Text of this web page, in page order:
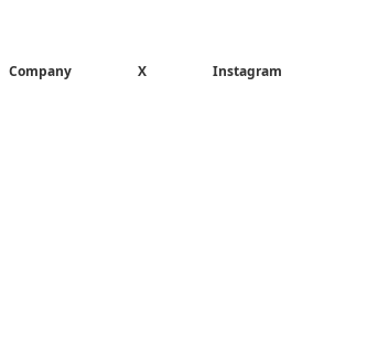
Company X Instagram